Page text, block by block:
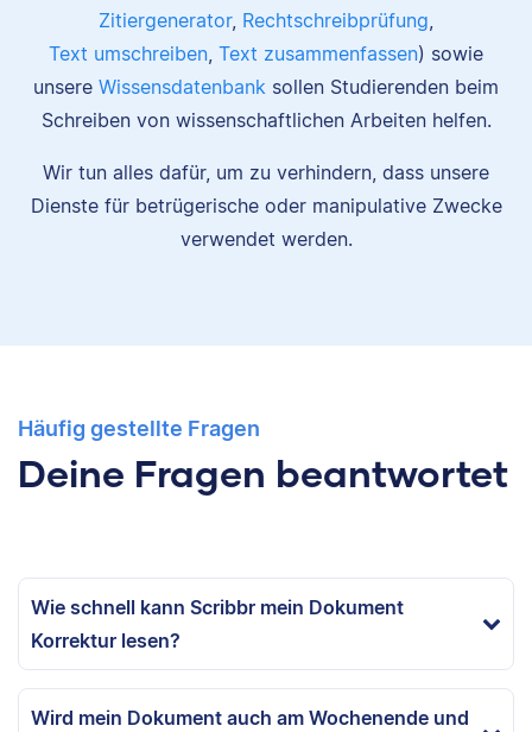
Zitiergenerator, Rechtschreibprüfung
Text umschreiben Text zusammenfassen) sowie
unsere Wissensdatenbank sollen Studierenden beim
Schreiben von wissenschaftlichen Arbeiten helfen.
Wir tun alles dafür, um zu verhindern, dass unsere
Dienste für betrügerische oder manipulative Zwecke
verwendet werden.
Häufig gestellte Fragen
Deine Fragen beantwortet
Wie schnell kann Scribbr mein Dokument
Korrektur lesen?
Wird mein Dokument auch am Wochenende und